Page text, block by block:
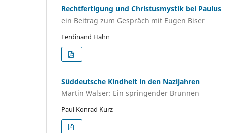
Rechtfertigung und Christusmystik bei Paulus
ein Beitrag zum Gespräch mit Eugen Biser
Ferdinand Hahn
Süddeutsche Kindheit in den Nazijahren
Martin Walser: Ein springender Brunnen
Paul Konrad Kurz